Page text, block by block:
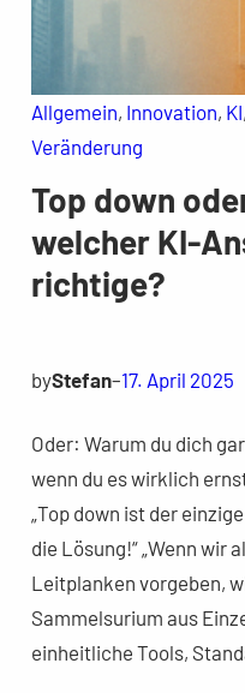
Allgemein, Innovation, KI,
Veränderung
Top down
welcher KI-
richtige?
byStefan–17. April 2025
Oder: Warum du dich
wenn du es wirklich
„Top down ist der
die Lösung!“ „Wenn wir
Leitplanken vorgeben,
Sammelsurium aus
einheitliche Tools,